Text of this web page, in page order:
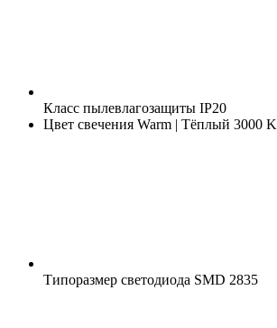
Класс пылевлагозащиты IP20
Цвет свечения Warm | Тёплый 3000 K
Типоразмер светодиода SMD 2835